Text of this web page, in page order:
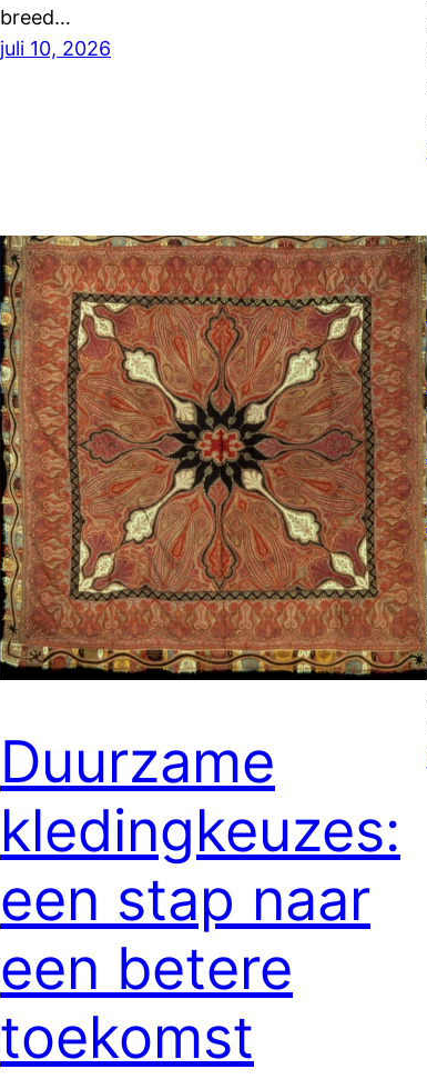
breed…
juli 10, 2026
Duurzame
kledingkeuzes:
een stap naar
een betere
toekomst